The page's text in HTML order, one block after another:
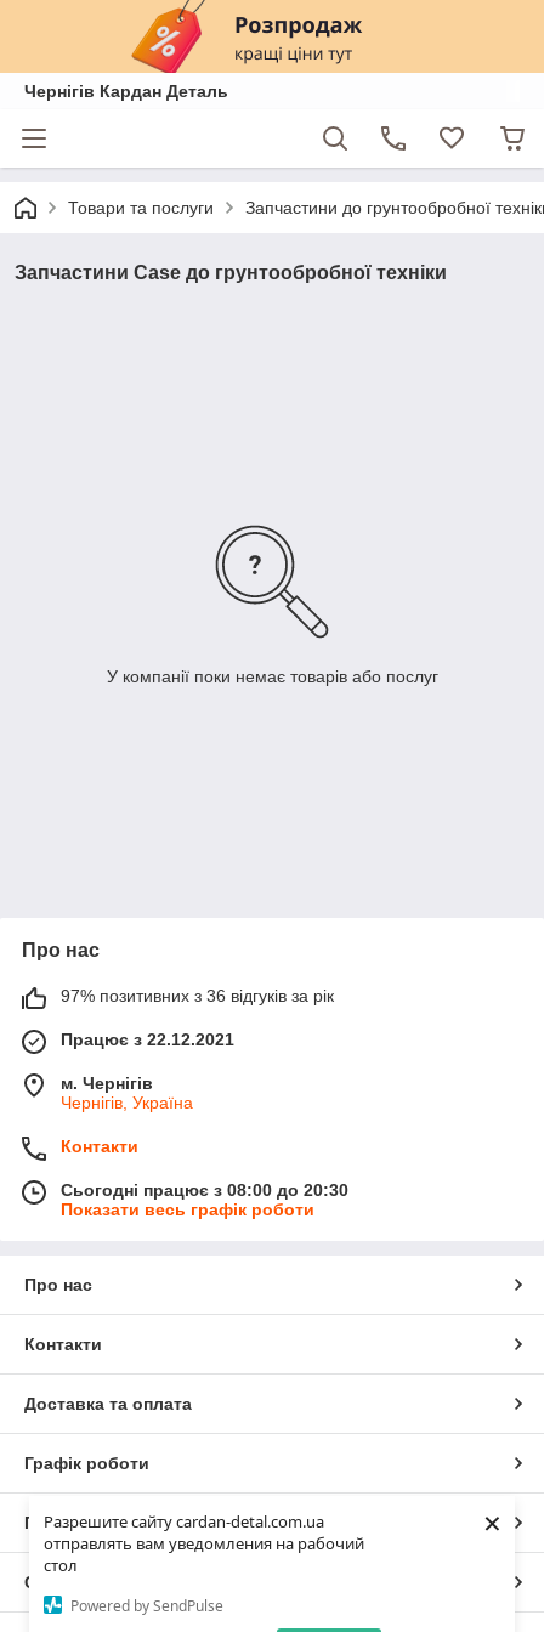
Разрешите сайту cardan-detal.com.ua
отправлять вам уведомления на рабочий
стол
Powered by SendPulse
×
Чернігів Кардан Деталь
Товари та послуги Запчастини до грунтообробної
Запчастини Case до грунтообробної техніки
У компанії поки немає товарів або послуг
Про нас
97% позитивних з 36 відгуків за рік
Працює з 22.12.2021
м. Чернігів
Чернігів, Україна
Контакти
Сьогодні працює з 08:00 до 20:30
Показати весь графік роботи
Про нас
Контакти
Доставка та оплата
Графік роботи
Повна версія сайту
Сайт створено на маркетплейсі